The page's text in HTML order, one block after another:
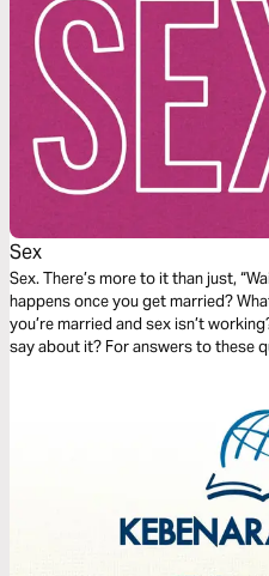
Sex
Sex. There’s more to it than just,
happens once you get married?
you’re married and sex isn’t
say about it? For answers to these